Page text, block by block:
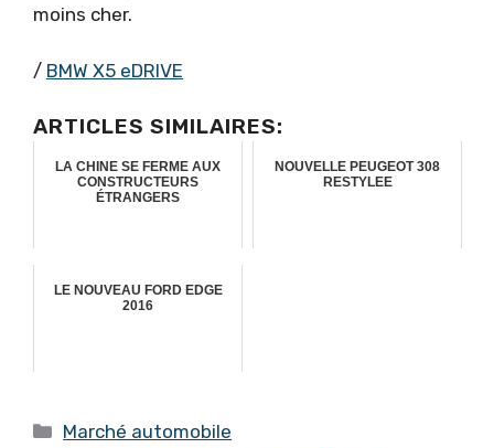
moins cher.
/ BMW X5 eDRIVE
ARTICLES SIMILAIRES:
LA CHINE SE FERME AUX
CONSTRUCTEURS
ÉTRANGERS
NOUVELLE PEUGEOT 308
RESTYLEE
LE NOUVEAU FORD EDGE
2016
Catégories
Marché automobile